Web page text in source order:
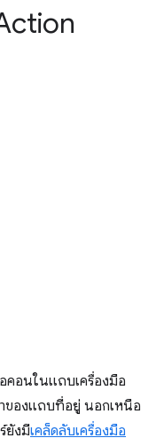
อคอนในแถบเครื่องมือ
ของแถบที่อยู่ นอกเหนือ
ยังมีเคล็ดลับเครื่องมือ